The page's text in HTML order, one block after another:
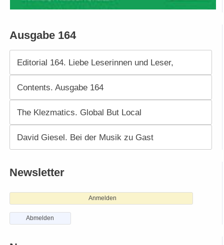
Ausgabe 164
Editorial 164. Liebe Leserinnen und Leser,
Contents. Ausgabe 164
The Klezmatics. Global But Local
David Giesel. Bei der Musik zu Gast
Newsletter
Anmelden
Abmelden